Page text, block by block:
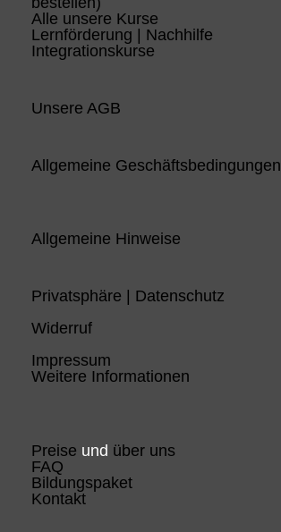
Alle unsere Kurse
Lernförderung | Nachhilfe
Integrationskurse
Unsere AGB
Allgemeine Geschäftsbedingungen
Allgemeine Hinweise
Privatsphäre | Datenschutz
Widerruf
Impressum
Weitere Informationen
Preise und über uns
FAQ
Bildungspaket
Kontakt